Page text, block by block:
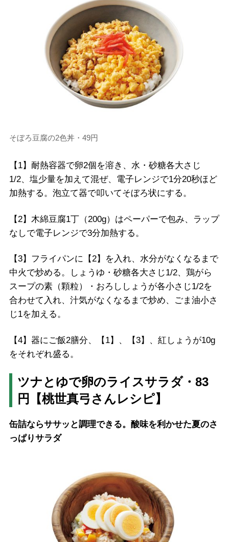
そぼろ豆腐の2色丼・49円
【1】耐熱容器で卵2個を溶き、水・砂糖各大さじ
1/2、塩少量を加えて混ぜ、電子レンジで1分20秒ほど
加熱する。泡立て器で叩いてそぼろ状にする。
【2】木綿豆腐1丁（200g）はペーパーで包み、ラップ
なしで電子レンジで3分加熱する。
【3】フライパンに【2】を入れ、水分がなくなるまで
中火で炒める。しょうゆ・砂糖各大さじ1/2、鶏がら
スープの素（顆粒）・おろししょうが各小さじ1/2を
合わせて入れ、汁気がなくなるまで炒め、ごま油小さ
じ1を加える。
【4】器にご飯2膳分、【1】、【3】、紅しょうが10g
をそれぞれ盛る。
ツナとゆで卵のライスサラダ・83
円【桃世真弓さんレシピ】
缶詰ならササッと調理できる。酸味を利かせた夏のさ
っぱりサラダ